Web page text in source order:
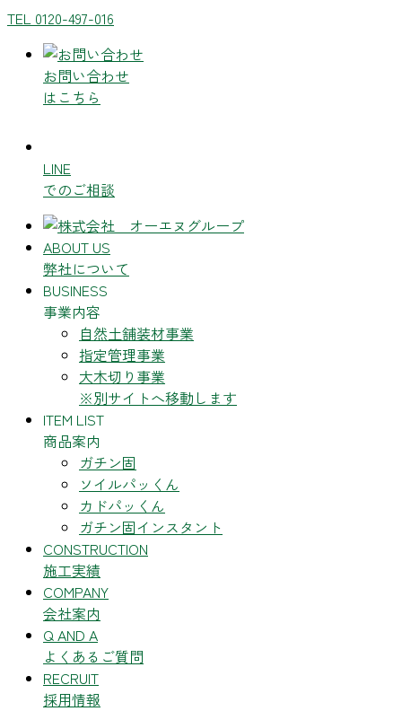
TEL 0120-497-016
お問い合わせ
はこちら
LINE
でのご相談
ABOUT US
弊社について
BUSINESS
事業内容
自然土舗装材事業
指定管理事業
大木切り事業
※別サイトへ移動します
ITEM LIST
商品案内
ガチン固
ソイルパッくん
カドパッくん
ガチン固インスタント
CONSTRUCTION
施工実績
COMPANY
会社案内
Q AND A
よくあるご質問
RECRUIT
採用情報